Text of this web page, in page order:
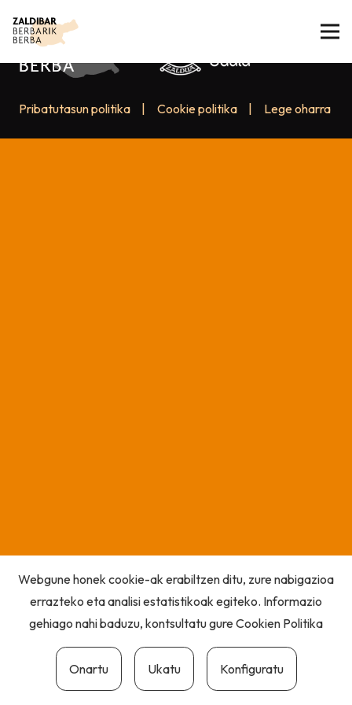
Pribatutasun politika Cookie politika Lege oharra
Webgune honek cookie-ak erabiltzen ditu, zure nabigazioa
errazteko eta analisi estatistikoak egiteko. Informazio
gehiago nahi baduzu, kontsultatu gureCookien Politika
Onartu Ukatu Konfiguratu